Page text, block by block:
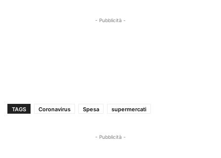
- Pubblicità -
TAGS Coronavirus Spesa supermercati
- Pubblicità -